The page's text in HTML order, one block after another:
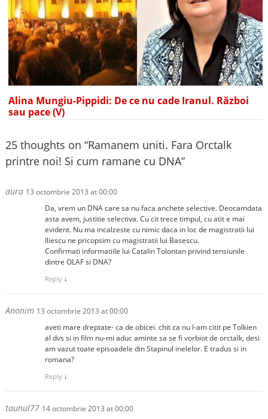
Alina Mungiu-Pippidi: De ce nu cade Iranul. Război
sau pace (V)
25 thoughts on “Ramanem uniti. Fara Orctalk
printre noi! Si cum ramane cu DNA”
aura 13 octombrie 2013 at 00:00
Da, vrem un DNA care sa nu faca anchete selective. Deocamdata
asta avem, justitie selectiva. Cu cit trece timpul, cu atit e mai
evident. Nu ma incalzeste cu nimic daca in loc de magistratii lui
Iliescu ne pricopsim cu magistratii lui Basescu.
Confirmati informatiile lui Catalin Tolontan privind tensiunile
dintre OLAF si DNA?
Reply ↓
Anonim 13 octombrie 2013 at 00:00
aveti mare dreptate- ca de obicei. chit ca nu l-am citit pe Tolkien
al dvs si in film nu-mi aduc aminte sa se fi vorbiot de orctalk, desi
am vazut toate episoadele din Stapinul inelelor. E tradus si in
romana?
Reply ↓
taunul77 14 octombrie 2013 at 00:00